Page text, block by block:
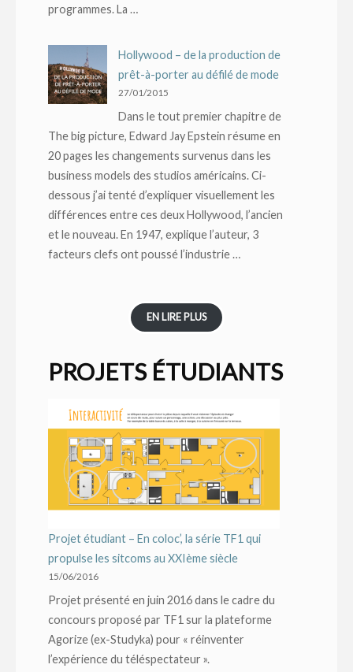
programmes. La …
Hollywood – de la production de
prêt-à-porter au défilé de mode
27/01/2015
Dans le tout premier chapitre de
The big picture, Edward Jay Epstein résume en
20 pages les changements survenus dans les
business models des studios américains. Ci-
dessous j’ai tenté d’expliquer visuellement les
différences entre ces deux Hollywood, l’ancien
et le nouveau. En 1947, explique l’auteur, 3
facteurs clefs ont poussé l’industrie …
EN LIRE PLUS
PROJETS ÉTUDIANTS
Projet étudiant – En coloc’, la série TF1 qui
propulse les sitcoms au XXIème siècle
15/06/2016
Projet présenté en juin 2016 dans le cadre du
concours proposé par TF1 sur la plateforme
Agorize (ex-Studyka) pour « réinventer
l’expérience du téléspectateur ».